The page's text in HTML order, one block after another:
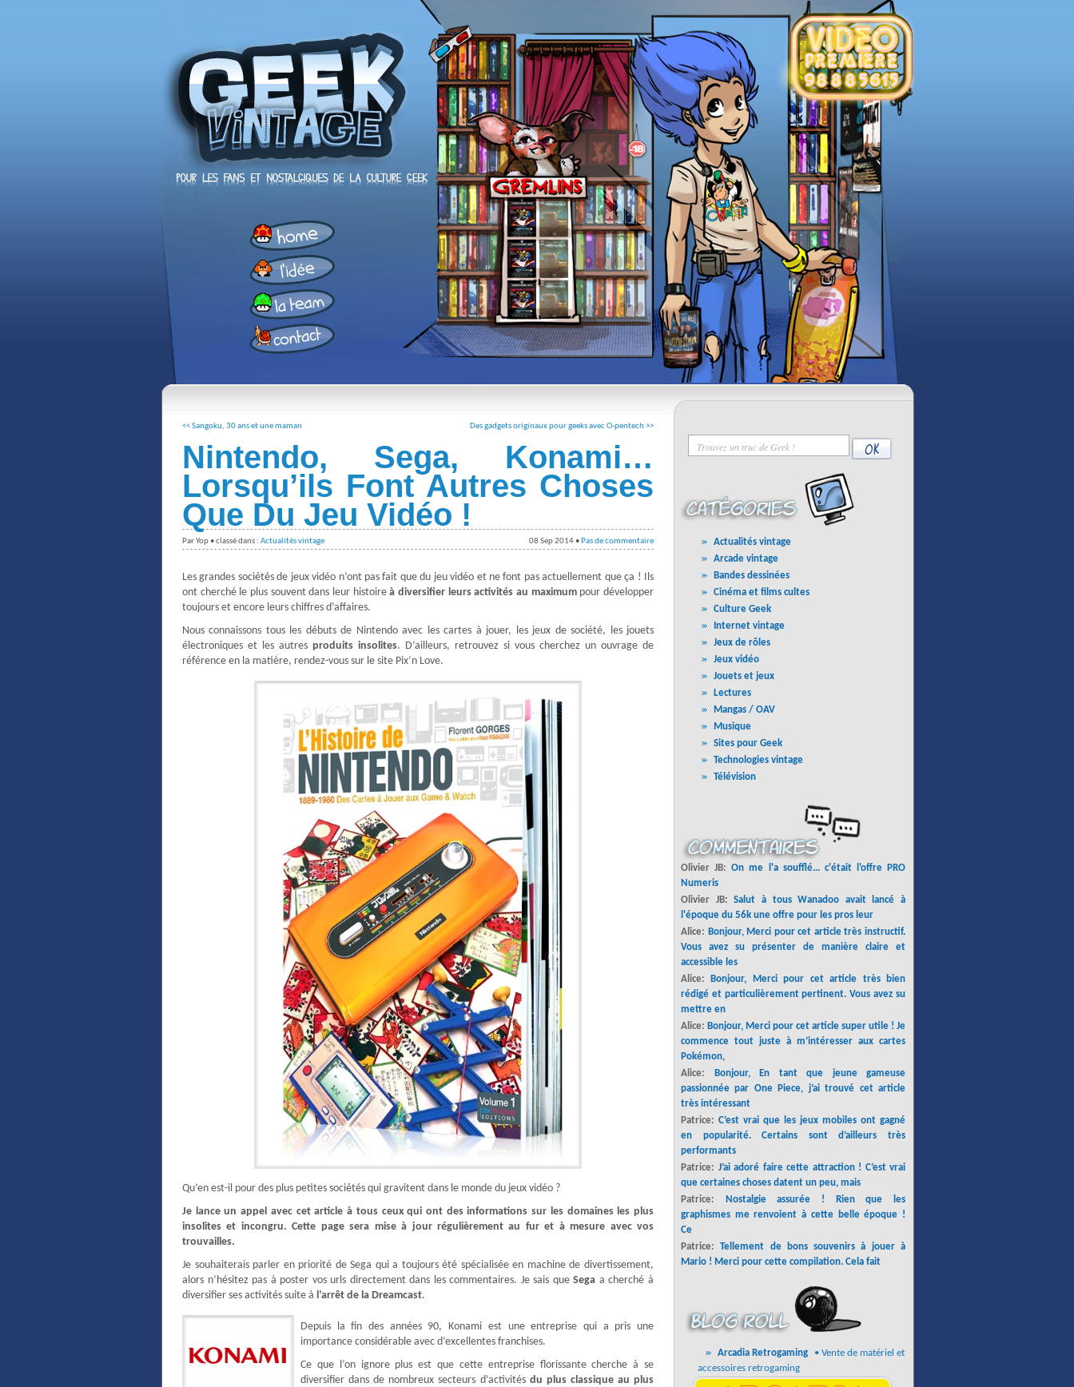
<< Sangoku, 30 ans et une maman Des gadgets originaux pour geeks avec O-pentech >>
Nintendo, Sega, Konami…
Lorsqu’ils Font Autres Choses
Que Du Jeu Vidéo !
Par Yop • classé dans : Actualités vintage 08 Sep 2014 • Pas de commentaire
Les grandes sociétés de jeux vidéo n’ont pas fait que du jeu vidéo et ne font pas actuellement que ça ! Ils
ont cherché le plus souvent dans leur histoireà diversifier leurs activités au maximumpour développer
toujours et encore leurs chiffres d’affaires.
Nous connaissons tous les débuts de Nintendo avec les cartes à jouer, les jeux de société, les jouets
électroniques et les autres produits insolites. D’ailleurs, retrouvez si vous cherchez un ouvrage de
référence en la matière, rendez-vous sur le site Pix’n Love.
Qu’en est-il pour des plus petites sociétés qui gravitent dans le monde du jeux vidéo ?
Je lance un appel avec cet article à tous ceux qui ont des informations sur les domaines les plus
insolites et incongru. Cette page sera mise à jour régulièrement au fur et à mesure avec vos
trouvailles.
Je souhaiterais parler en priorité de Sega qui a toujours été spécialisée en machine de divertissement,
alors n’hésitez pas à poster vos urls directement dans les commentaires. Je sais queSega a cherché à
diversifier ses activités suite à l’arrêt de la Dreamcast.
Depuis la fin des années 90, Konami est une entreprise qui a pris une
importance considérable avec d’excellentes franchises.
Ce que l’on ignore plus est que cette entreprise florissante cherche à se
diversifier dans de nombreux secteurs d’activités du plus classique au plus
Actualités vintage
Arcade vintage
Bandes dessinées
Cinéma et films cultes
Culture Geek
Internet vintage
Jeux de rôles
Jeux vidéo
Jouets et jeux
Lectures
Mangas / OAV
Musique
Sites pour Geek
Technologies vintage
Télévision
Olivier JB:On me l'a soufflé... c'était l'offre PRO
Numeris
Olivier JB:Salut à tous Wanadoo avait lancé à
l'époque du 56k une offre pour les pros leur
Alice: Bonjour, Merci pour cet article très instructif.
Vous avez su présenter de manière claire et
accessible les
Alice:
Bonjour, Merci pour cet article très bien
rédigé et particulièrement pertinent. Vous avez su
mettre en
Alice: Bonjour, Merci pour cet article super utile ! Je
commence tout juste à m’intéresser aux cartes
Pokémon,
Alice:
Bonjour, En tant que jeune gameuse
passionnée par One Piece, j’ai trouvé cet article
très intéressant
Patrice: C’est vrai que les jeux mobiles ont gagné
en popularité. Certains sont d’ailleurs très
performants
Patrice: J’ai adoré faire cette attraction ! C’est vrai
que certaines choses datent un peu, mais
Patrice:
Nostalgie assurée ! Rien que les
graphismes me renvoient à cette belle époque !
Ce
Patrice:Tellement de bons souvenirs à jouer à
Mario ! Merci pour cette compilation. Cela fait
Arcadia Retrogaming
• Vente de matériel et
accessoires retrogaming